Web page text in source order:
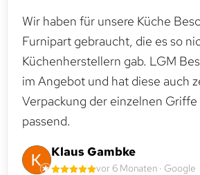
Wir haben für unsere Küche
Furnipart gebraucht, die es so
Küchenherstellern gab. LGM
im Angebot und hat diese auch
Verpackung der einzelnen
passend.
Klaus Gambke
vor 6 Monaten · Google